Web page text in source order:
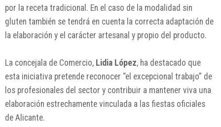
por la receta tradicional. En el caso de la modalidad sin
gluten también se tendrá en cuenta la correcta adaptación de
la elaboración y el carácter artesanal y propio del producto.
La concejala de Comercio, Lidia López, ha destacado que
esta iniciativa pretende reconocer “el excepcional trabajo” de
los profesionales del sector y contribuir a mantener viva una
elaboración estrechamente vinculada a las fiestas oficiales
de Alicante.